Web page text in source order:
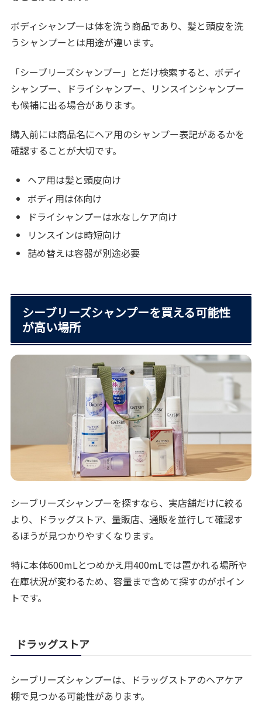
ボディシャンプーは体を洗う商品であり、髪と頭皮を洗
うシャンプーとは用途が違います。
「シーブリーズシャンプー」とだけ検索すると、ボディ
シャンプー、ドライシャンプー、リンスインシャンプー
も候補に出る場合があります。
購入前には商品名にヘア用のシャンプー表記があるかを
確認することが大切です。
ヘア用は髪と頭皮向け
ボディ用は体向け
ドライシャンプーは水なしケア向け
リンスインは時短向け
詰め替えは容器が別途必要
シーブリーズシャンプーを買える可能性
が高い場所
シーブリーズシャンプーを探すなら、実店舗だけに絞る
より、ドラッグストア、量販店、通販を並行して確認す
るほうが見つかりやすくなります。
特に本体600mLとつめかえ用400mLでは置かれる場所や
在庫状況が変わるため、容量まで含めて探すのがポイン
トです。
ドラッグストア
シーブリーズシャンプーは、ドラッグストアのヘアケア
棚で見つかる可能性があります。